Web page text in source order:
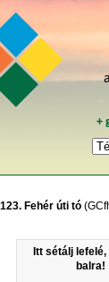
+
Fehér úti tó
Itt sétálj lefelé,
balra!